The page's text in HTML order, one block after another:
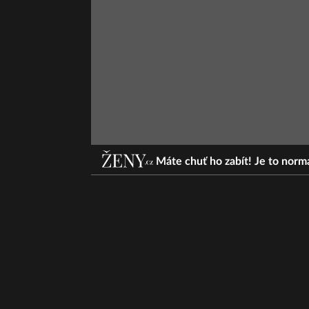
Máte chuť ho zabít! Je to